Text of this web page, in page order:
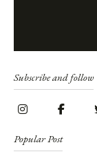
Subscribe and follow
Popular Post